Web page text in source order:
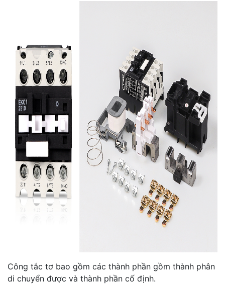
Công tắc tơ bao gồm các thành phần gồm thành phân
di chuyển được và thành phần cố định.